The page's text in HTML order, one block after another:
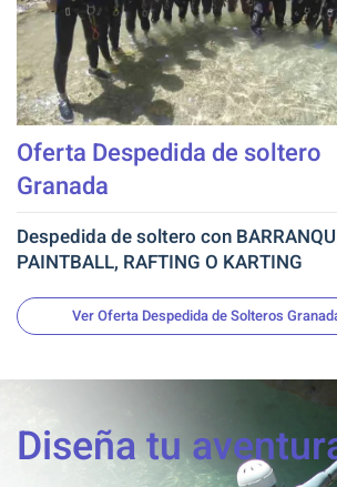
Oferta Despedida de soltero
Granada
Despedida de soltero con
PAINTBALL, RAFTING O KARTING
Ver Oferta Despedida de Solteros
Diseña tu